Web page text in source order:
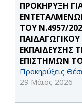
ΠΡΟΚΗΡΥΞΗ
ΤΟΥ Ν.4957/
ΕΚΠΑΙΔΕΥΣΗΣ
ΕΠΙΣΤΗΜΩΝ
Προκηρύξεις
29 Μάιος 2026